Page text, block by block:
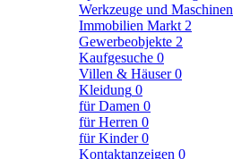
Werkzeuge und Maschinen
Immobilien Markt 2
Gewerbeobjekte 2
Kaufgesuche 0
Villen & Häuser0
Kleidung 0
für Damen 0
für Herren 0
für Kinder0
Kontaktanzeigen 0